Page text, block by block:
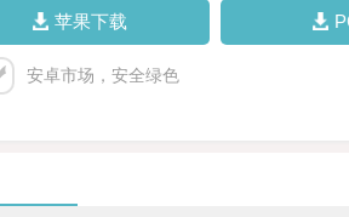
苹果下载
安卓市场，安全绿色